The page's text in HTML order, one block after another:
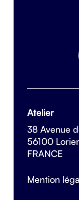
Atelier
38 Avenue
56100
FRANCE
Mention